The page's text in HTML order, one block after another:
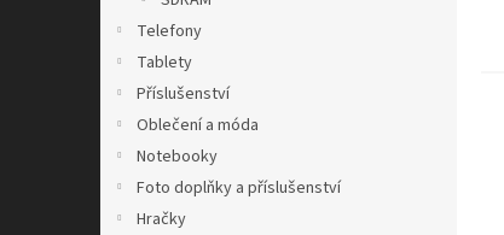
Telefony
Tablety
Příslušenství
Oblečení a móda
Notebooky
Foto doplňky a příslušenství
Hračky